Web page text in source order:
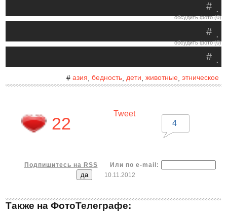
.
#
обсудить фото (0)
.
#
обсудить фото (0)
.
#
# азия бедность, дети животные, этническое
22
Tweet
4
Подпишитесь на RSS
Или по e-mail:
10.11.2012
Также на ФотоТелеграфе: